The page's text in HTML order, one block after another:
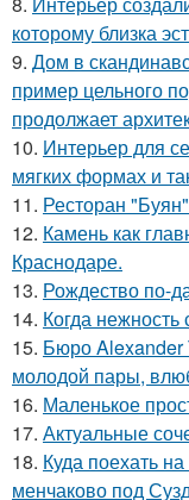
которому близка
9. Дом в
пример цельного
продолжает
10. Интерьер для
мягких формах и
11. Ресторан
12. Камень как
Краснодаре.
13. Рождество по-
14. Когда нежность
15. Бюро Alexander
молодой пары,
16. Маленькое
17. Актуальные
18. Куда поехать
менчаково под